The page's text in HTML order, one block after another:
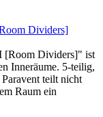
Dividers]
[Room Dividers]" ist
Inneräume. 5-teilig,
teilt nicht
Raum ein